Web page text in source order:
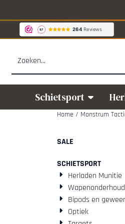
Cookievoorkeuren zijn beschikbaar.
Schietsport
Home / Monstrum
SALE
SCHIETSPORT
Herladen Munitie
Wapenonderhoud
Bipods en
Optiek